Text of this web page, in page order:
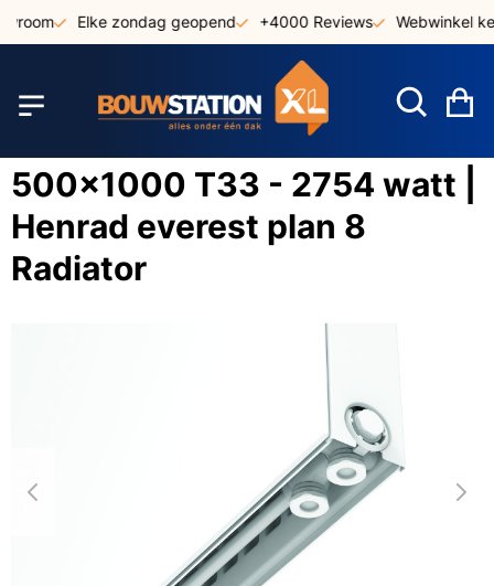
naar
Elke zondag geopend +4000 Reviews Webwinkel
500x1000 T33 - 2754 watt |
Henrad everest plan 8
Radiator